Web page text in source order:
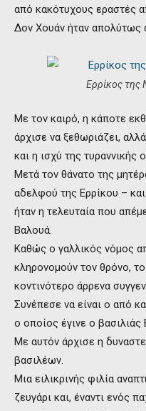
από κακότυχους εραστές
Δον Χουάν ήταν απολύτως
Ερρίκος της
Με τον καιρό, η κάποτε
άρχισε να ξεθωριάζει,
και η ισχύ της τυραννικής
Μετά τον θάνατο της
αδελφού της Ερρίκου –
ήταν η τελευταία που
Βαλουά.
Καθώς ο γαλλικός νόμος
κληρονομούν τον θρόνο,
κοντινότερο άρρενα
Συνέπεσε να είναι ο από
ο οποίος έγινε ο βασιλιάς
Με αυτόν άρχισε η
βασιλέων.
Μια ειλικρινής φιλία
ζευγάρι και, έναντι ενός